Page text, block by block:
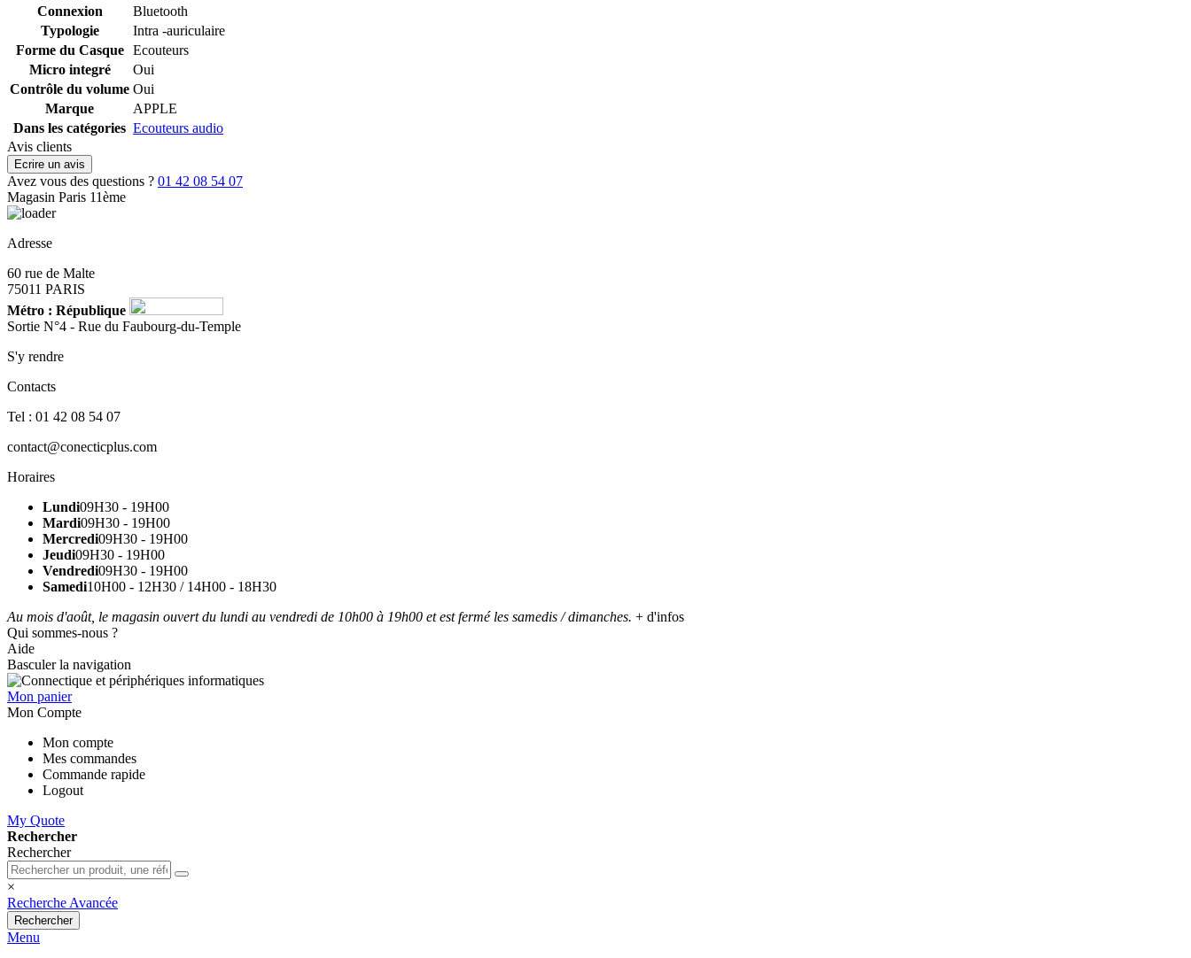
Connexion
Bluetooth
Typologie
Intra -auriculaire
Forme du Casque
Ecouteurs
Micro integré
Oui
Contrôle du volume Oui
Marque
APPLE
Dans les catégories Ecouteurs audio
Avis clients
Ecrire un avis
Avez vous des questions ? 01 42 08 54 07
Magasin Paris 11ème
Adresse
60 rue de Malte
75011 PARIS
Métro : République
Sortie N°4 - Rue du Faubourg-du-Temple
S'y rendre
Contacts
Tel : 01 42 08 54 07
contact@conecticplus.com
Horaires
Lundi09H30 - 19H00
Mardi09H30 - 19H00
Mercredi09H30 - 19H00
Jeudi09H30 - 19H00
Vendredi09H30 - 19H00
Samedi10H00 - 12H30 / 14H00 - 18H30
Au mois d'août, le magasin ouvert du lundi au vendredi de 10h00 à 19h00 et est fermé les samedis / dimanches. + d'infos
Qui sommes-nous ?
Aide
Basculer la navigation
Mon panier
Mon Compte
Mon compte
Mes commandes
Commande rapide
Logout
My Quote
Rechercher
Rechercher
×
Recherche Avancée
Rechercher
Menu